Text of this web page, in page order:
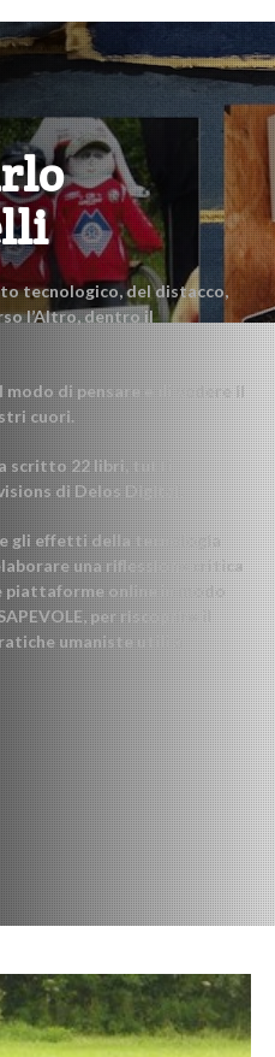
tecnologico, del distacco,
l’Altro, dentro il
di pensare e di vedere il
cuori.
scritto 22 libri, tutti
di Delos Digital.
gli effetti della tecnologia
una riflessione critica
piattaforme online in modo
per riscoprire il
umaniste utili a